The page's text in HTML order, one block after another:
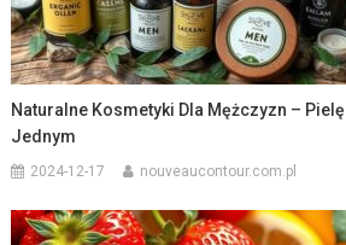
Naturalne Kosmetyki Dla Mężczyzn –
Jednym
2024-12-17 nouveaucontour.com.pl